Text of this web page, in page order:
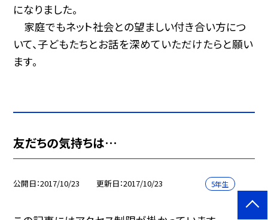
になりました。
家庭でもネット社会との望ましい付き合い方につ
いて、子どもたちとお話を深めていただけたらと願い
ます。
友だちの気持ちは…
公開日 2017/10/23 更新日 2017/10/23 5年生